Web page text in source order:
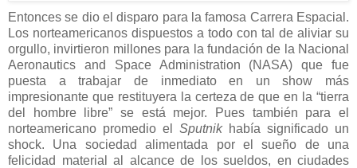
Entonces se dio el disparo para la famosa Carrera Espacial.
Los norteamericanos dispuestos a todo con tal de aliviar su
orgullo, invirtieron millones para la fundación de la Nacional
Aeronautics and Space Administration (NASA) que fue
puesta a trabajar de inmediato en un show más
impresionante que restituyera la certeza de que en la “tierra
del hombre libre” se está mejor. Pues también para el
norteamericano promedio el Sputnikhabía significado un
shock. Una sociedad alimentada por el sueño de una
felicidad material al alcance de los sueldos, en ciudades